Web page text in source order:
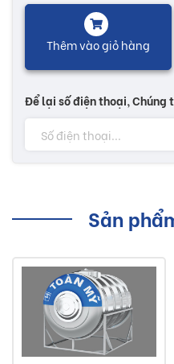
Công nghệ dập cổ liền
bồn nước inox Toàn Mỹ
Nhiều mẫu mã đa dạng,
theo nhu cầu của mỗi
thiết kế phù hợp với mọi
Lưu ý:
Hình ảnh quý khách
với thực tế do công
Đơn giá trên chưa bao
mãi.
Buildshop cam kết:
Thêm vào giỏ hàng
Để lại số điện thoại, Chúng
Sản